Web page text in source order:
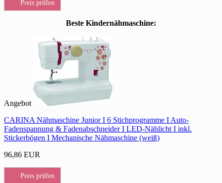
Preis prüfen
Beste Kindernähmaschine:
Angebot
CARINA Nähmaschine Junior I 6 Stichprogramme I Auto-
Fadenspannung & Fadenabschneider I LED-Nählicht I inkl.
Stickerbögen I Mechanische Nähmaschine (weiß)
96,86 EUR
Preis prüfen